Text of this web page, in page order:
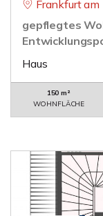
Frankfurt am
gepflegtes
Haus
150 m²
WOHNFLÄCHE